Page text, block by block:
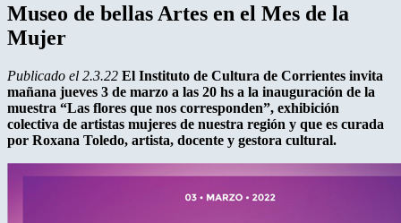
Museo de bellas Artes en el Mes de la
Mujer
Publicado el 2.3.22 El Instituto de Cultura de Corrientes invita
mañana jueves 3 de marzo a las 20 hs a la inauguración de la
muestra “Las flores que nos corresponden”, exhibición
colectiva de artistas mujeres de nuestra región y que es curada
por Roxana Toledo, artista, docente y gestora cultural.